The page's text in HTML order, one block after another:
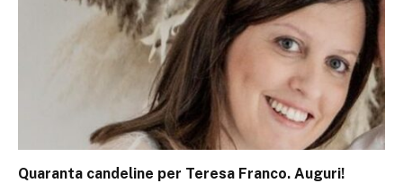
Quaranta candeline per Teresa Franco. Auguri!